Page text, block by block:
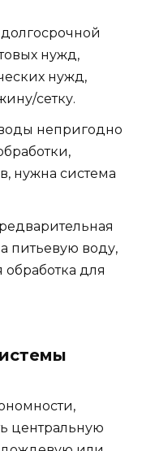
нужд,
нужд,
сетку.
непригодно
нужна система
питьевую воду,
для
центральную